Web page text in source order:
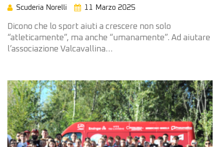
Scuderia Norelli 11 Marzo 2025
Dicono che lo sport aiuti a crescere non solo
“atleticamente”, ma anche “umanamente”. Ad aiutare
l’associazione Valcavallina…